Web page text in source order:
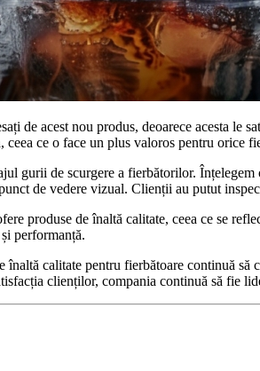
de acest nou produs, deoarece acesta
ceea ce o face un plus valoros pentru orice
gurii de scurgere a fierbătorilor.
de vedere vizual. Clienții au putut
produse de înaltă calitate, ceea ce se
performanță.
înaltă calitate pentru fierbătoare continuă
clienților, compania continuă să fie